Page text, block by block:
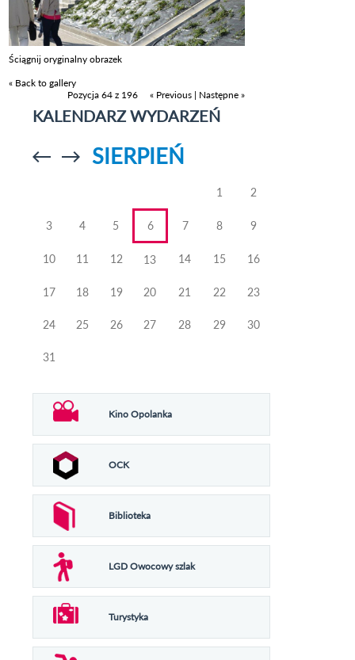
Ściągnij oryginalny obrazek
« Back to gallery
Pozycja 64 z 196
« Previous | Następne »
KALENDARZ WYDARZEŃ
Przejdź doPrzejdź do
SIERPIEŃ
1 2
3 4 5 6 7 8 9
10 11 12 13 14 15 16
17 18 19 20 21 22 23
24 25 26 27 28 29 30
31
Kino Opolanka
OCK
Biblioteka
LGD Owocowy szlak
Turystyka